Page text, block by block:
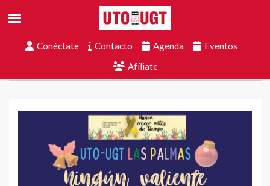
Conéctate Contacto Agenda
Eventos
Afíliate